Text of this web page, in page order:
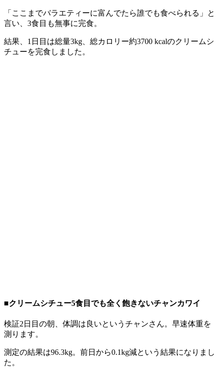
「ここまでバラエティーに富んでたら誰でも食べられる」と
言い、3食目も無事に完食。
結果、1日目は総量3kg、総カロリー約3700 kcalのクリームシ
チューを完食しました。
■クリームシチュー5食目でも全く飽きないチャンカワイ
検証2日目の朝、体調は良いというチャンさん。早速体重を
測ります。
測定の結果は96.3kg。前日から0.1kg減という結果になりまし
た。